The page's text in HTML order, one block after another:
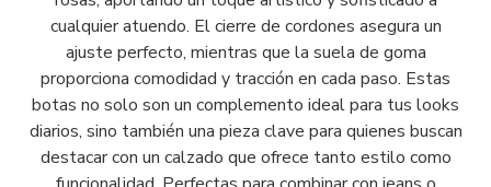
cualquier atuendo. El cierre de cordones asegura un
ajuste perfecto, mientras que la suela de goma
proporciona comodidad y tracción en cada paso. Estas
botas no solo son un complemento ideal para tus looks
diarios, sino también una pieza clave para quienes buscan
destacar con un calzado que ofrece tanto estilo como